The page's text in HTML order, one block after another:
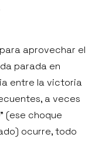
aprovechar el
parada en
entre la victoria
a veces
(ese choque
ocurre, todo